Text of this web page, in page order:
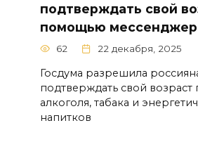
подтверждать свой
помощью
62 22 декабря, 2025
Госдума разрешила
подтверждать свой возраст
алкоголя, табака и
напитков